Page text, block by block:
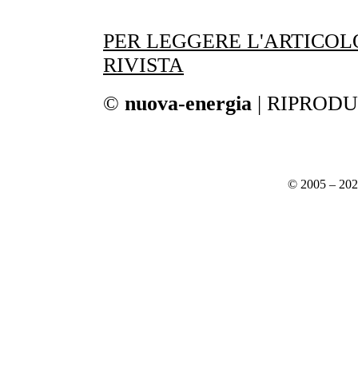
PER LEGGERE
RIVISTA
© nuova-energia |
© 2005 –